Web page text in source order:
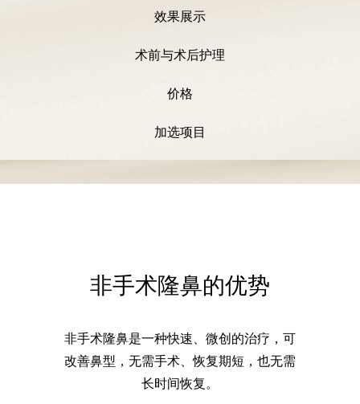
效果展示
术前与术后护理
价格
加选项目
非手术隆鼻的优势
非手术隆鼻是一种快速、微创的治疗，可
改善鼻型，无需手术、恢复期短，也无需
长时间恢复。